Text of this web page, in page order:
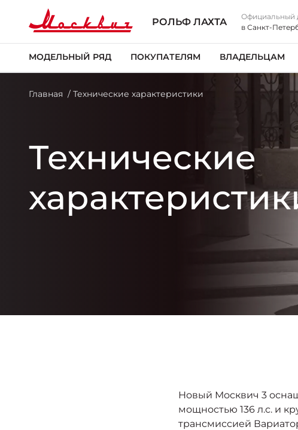
РОЛЬФ ЛАХТА
Официальный
в Санкт-
МОДЕЛЬНЫЙ РЯД ПОКУПАТЕЛЯМ ВЛАДЕЛЬЦАМ
Главная Технические характеристики
Технические
Новый Москвич 3
мощностью 136 л.с. и
трансмиссией